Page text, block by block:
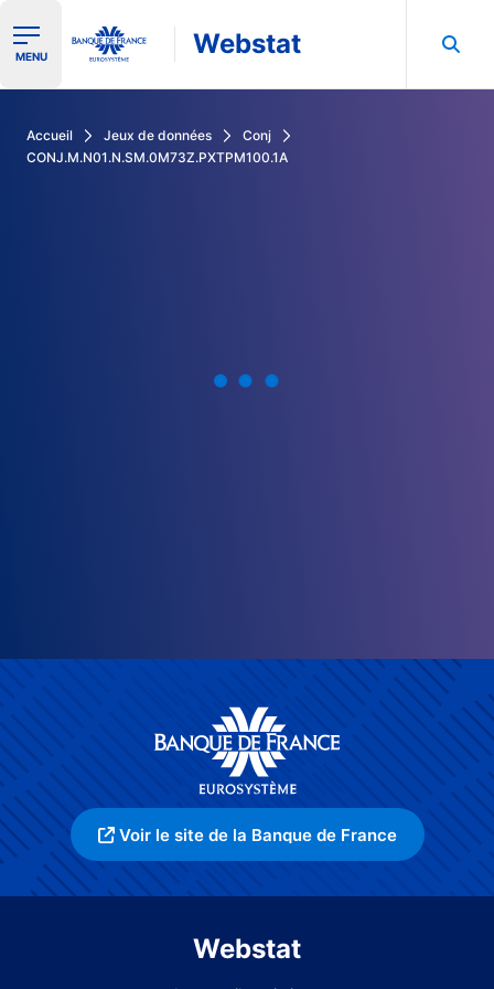
Ouvrir le menu de navigation
MENU Webstat
Accueil Jeux de données
Conj
CONJ.M.N01.N.SM.0M73Z.PXTPM100.1A
Voir le site de la Banque de France
Webstat